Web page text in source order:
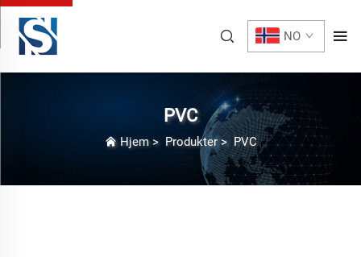
NO
PVC
Hjem> Produkter>PVC